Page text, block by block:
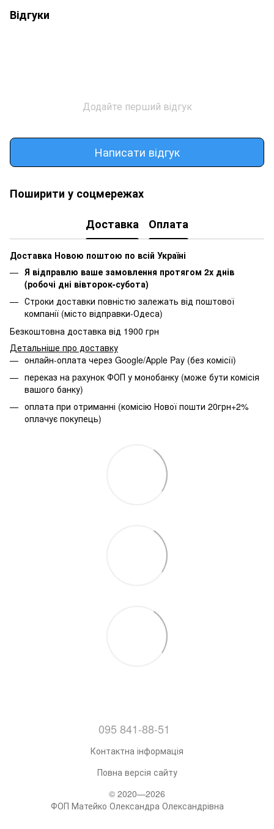
Відгуки
Додайте перший відгук
Написати відгук
Поширити у соцмережах
Доставка
Оплата
Доставка Новою поштою по всій Україні
Я відправлю ваше замовлення протягом 2х днів
(робочі дні вівторок-субота)
Строки доставки повністю залежать від поштової
компанії (місто відправки-Одеса)
Безкоштовна доставка від 1900 грн
Детальніше про доставку
онлайн-оплата через Google/Apple Pay (без комісії)
переказ на рахунок ФОП у монобанку (може бути комісія
вашого банку)
оплата при отриманні (комісію Нової пошти 20грн+2%
оплачує покупець)
095 841-88-51
Контактна інформація
Повна версія сайту
© 2020—2026
ФОП Матейко Олександра Олександрівна